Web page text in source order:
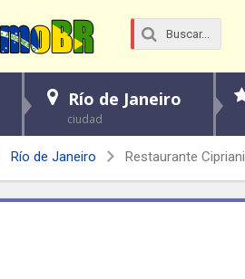
Río de Janeiro
ciudad
Río de Janeiro Restaurante Cipriani